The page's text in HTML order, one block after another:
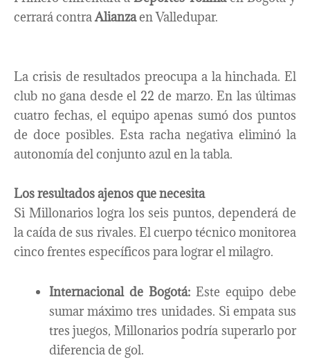
cerrará contraAlianzaen Valledupar.
La crisis de resultados preocupa a la hinchada. El
club no gana desde el 22 de marzo. En las últimas
cuatro fechas, el equipo apenas sumó dos puntos
de doce posibles. Esta racha negativa eliminó la
autonomía del conjunto azul en la tabla.
Los resultados ajenos que necesita
Si Millonarios logra los seis puntos, dependerá de
la caída de sus rivales. El cuerpo técnico monitorea
cinco frentes específicos para lograr el milagro.
Internacional de Bogotá: Este equipo debe
sumar máximo tres unidades. Si empata sus
tres juegos, Millonarios podría superarlo por
diferencia de gol.